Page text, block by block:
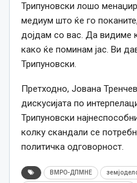
Трипуновски лошо
медиум што ќе го
дојдам со вас. Да видиме
како ќе поминам јас. Ви
Трипуновски.
Претходно, Јована
дискусијата по
Трипуновски
колку скандали се
политичка одговорност.
ВМРО-ДПМНЕ